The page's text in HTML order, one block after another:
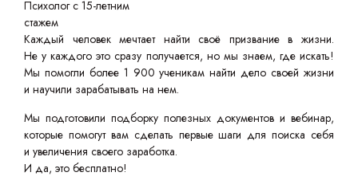
Психолог с 15-летним
стажем
Каждый человек мечтает найти своё призвание в жизни.
Не у каждого это сразу получается, но мы знаем, где искать!
Мы помогли более 1 900 ученикам найти дело своей жизни
и научили зарабатывать на нем.
Мы подготовили подборку полезных документов и вебинар,
которые помогут вам сделать первые шаги для поиска себя
и увеличения своего заработка.
И да, это бесплатно!